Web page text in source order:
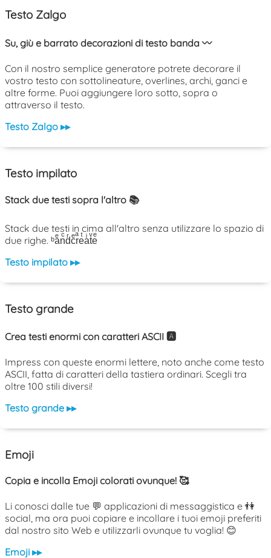
Testo Zalgo
Su, giù e barrato decorazioni di testo banda 〰️
Con il nostro semplice generatore potrete decorare il
vostro testo con sottolineature, overlines, archi, ganci e
altre forme. Puoi aggiungere loro sotto, sopra o
attraverso il testo.
Testo Zalgo ▸▸
Testo impilato
Stack due testi sopra l'altro 📚
Stack due testi in cima all'altro senza utilizzare lo spazio di
due righe. ᵇaͤnͨdͬcͤrͣeͭaͥtͮeͤ
Testo impilato ▸▸
Testo grande
Crea testi enormi con caratteri ASCII 🅰️
Impress con queste enormi lettere, noto anche come testo
ASCII, fatta di caratteri della tastiera ordinari. Scegli tra
oltre 100 stili diversi!
Testo grande ▸▸
Emoji
Copia e incolla Emoji colorati ovunque! 🥰
Li conosci dalle tue 💬 applicazioni di messaggistica e 👫
social, ma ora puoi copiare e incollare i tuoi emoji preferiti
dal nostro sito Web e utilizzarli ovunque tu voglia! 😊
Emoji ▸▸